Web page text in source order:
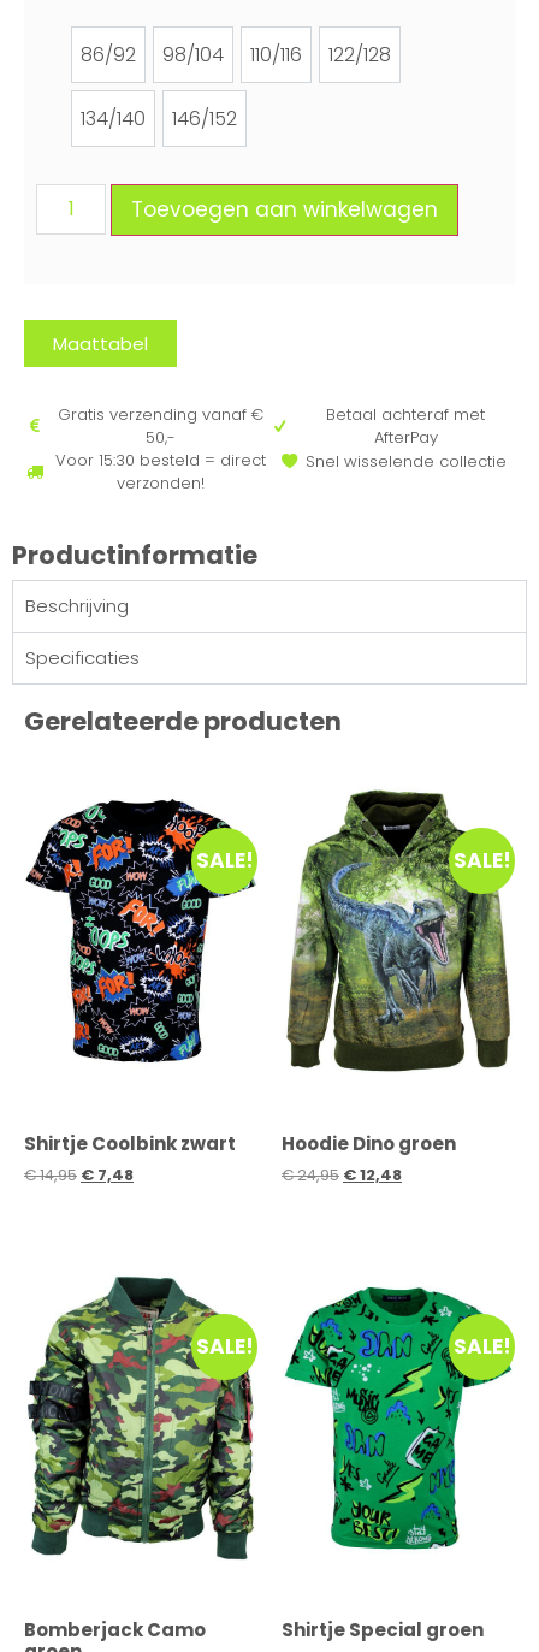
86/92
86/92
98/104
98/104
110/116
110/116
122/128
122/128
134/140
134/140
146/152
146/152
Toevoegen aan winkelwagen
Maattabel
Gratis verzending vanaf €
50,-
Voor 15:30 besteld = direct
verzonden!
Betaal achteraf met
AfterPay
Snel wisselende collectie
Productinformatie
Beschrijving
Specificaties
Gerelateerde producten
SALE!
Shirtje Coolbink zwart
€14,95 € 7,48
SALE!
Hoodie Dino groen
€24,95 €12,48
SALE!
Bomberjack Camo
SALE!
Shirtje Special groen